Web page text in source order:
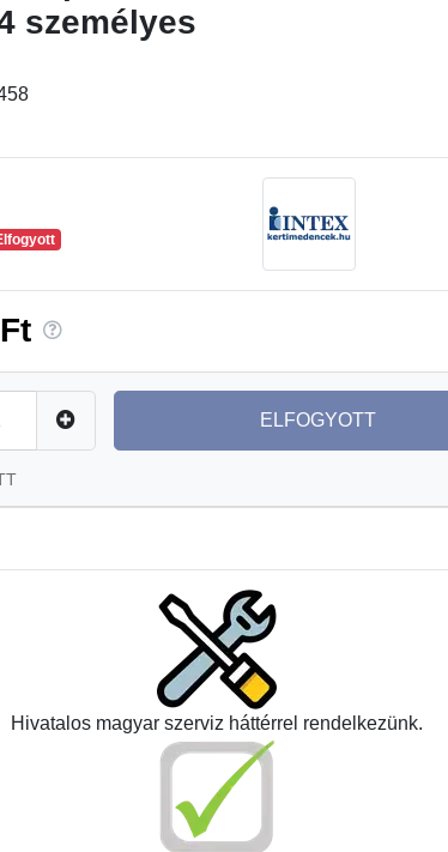
személyes
ELFOGYOTT
Hivatalos magyar szerviz háttérrel rendelkezünk.